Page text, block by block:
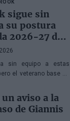
sigue sin
su postura
2026-27 de
sin equipo a estas
el veterano base no
aviso a la
de Giannis